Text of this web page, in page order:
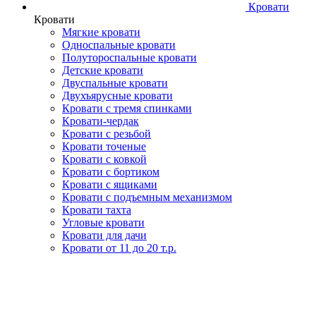
Кровати
Кровати
Мягкие кровати
Односпальные кровати
Полутороспальные кровати
Детские кровати
Двуспальные кровати
Двухъярусные кровати
Кровати с тремя спинками
Кровати-чердак
Кровати с резьбой
Кровати точеные
Кровати с ковкой
Кровати с бортиком
Кровати с ящиками
Кровати с подъемным механизмом
Кровати тахта
Угловые кровати
Кровати для дачи
Кровати от 11 до 20 т.р.